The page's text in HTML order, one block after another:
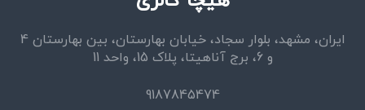
ایران، مشهد، بلوار سجاد، خیابان بهارستان، بین بهارستان 4
و 6، برج آناهیتا، پلاک 15، واحد 11
9187845474